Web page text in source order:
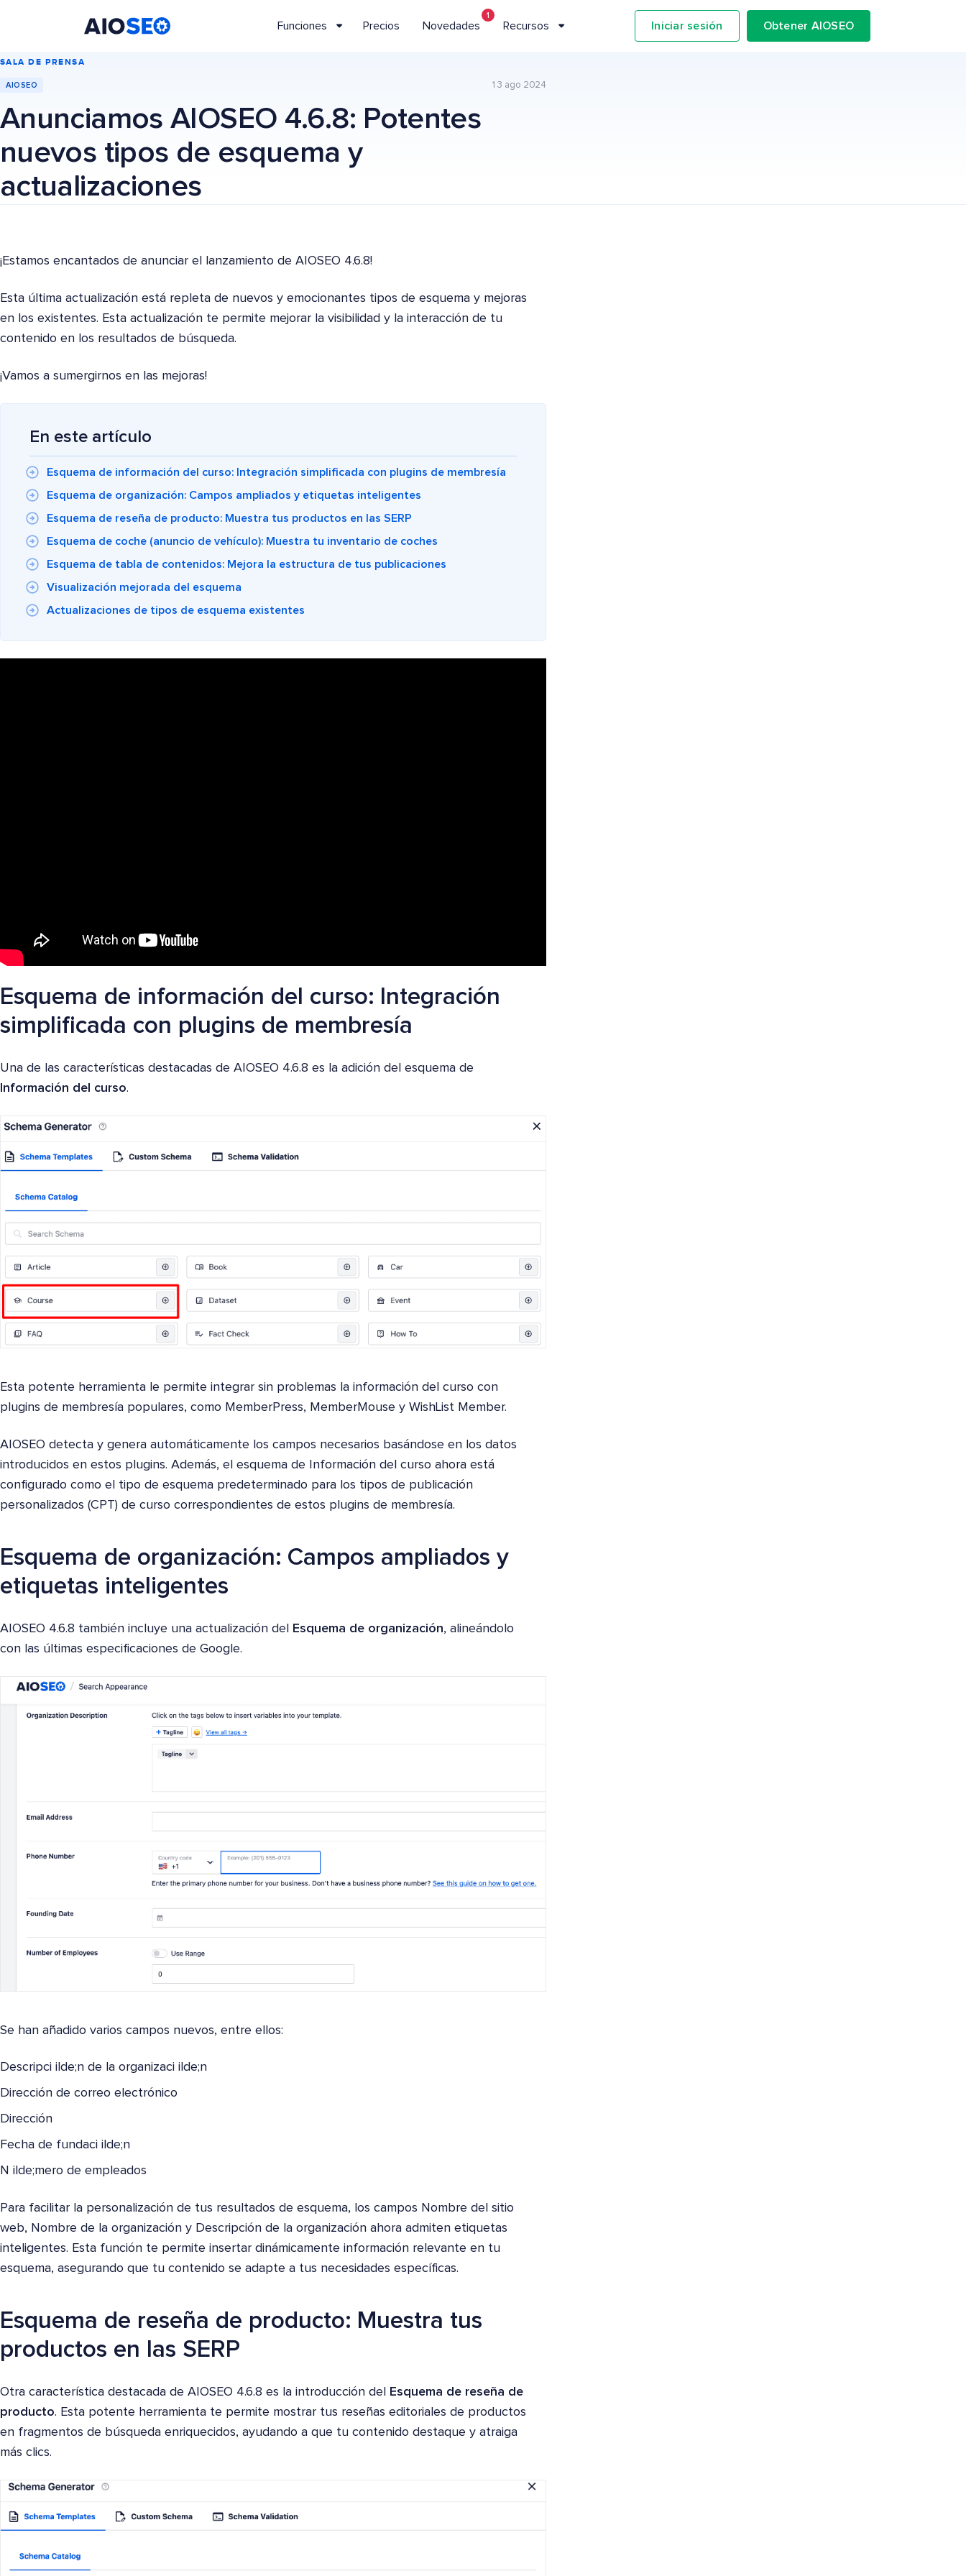
Funciones Precios Novedades
1
Recursos Iniciar sesión Obtener AIOSEO
SALA DE PRENSA
AIOSEO 13 ago 2024
Anunciamos AIOSEO 4.6.8: Potentes
nuevos tipos de esquema y
actualizaciones
¡Estamos encantados de anunciar el lanzamiento de AIOSEO 4.6.8!
Esta última actualización está repleta de nuevos y emocionantes tipos de esquema y mejoras
en los existentes. Esta actualización te permite mejorar la visibilidad y la interacción de tu
contenido en los resultados de búsqueda.
¡Vamos a sumergirnos en las mejoras!
En este artículo
Esquema de información del curso: Integración simplificada con plugins de membresía
Esquema de organización: Campos ampliados y etiquetas inteligentes
Esquema de reseña de producto: Muestra tus productos en las SERP
Esquema de coche (anuncio de vehículo): Muestra tu inventario de coches
Esquema de tabla de contenidos: Mejora la estructura de tus publicaciones
Visualización mejorada del esquema
Actualizaciones de tipos de esquema existentes
Esquema de información del curso: Integración
simplificada con plugins de membresía
Una de las características destacadas de AIOSEO 4.6.8 es la adición del esquema de
Información del curso.
Esta potente herramienta le permite integrar sin problemas la información del curso con
plugins de membresía populares, como MemberPress, MemberMouse y WishList Member.
AIOSEO detecta y genera automáticamente los campos necesarios basándose en los datos
introducidos en estos plugins. Además, el esquema de Información del curso ahora está
configurado como el tipo de esquema predeterminado para los tipos de publicación
personalizados (CPT) de curso correspondientes de estos plugins de membresía.
Esquema de organización: Campos ampliados y
etiquetas inteligentes
AIOSEO 4.6.8 también incluye una actualización del Esquema de organización, alineándolo
con las últimas especificaciones de Google.
Se han añadido varios campos nuevos, entre ellos:
Descripci ilde;n de la organizaci ilde;n
Dirección de correo electrónico
Dirección
Fecha de fundaci ilde;n
N ilde;mero de empleados
Para facilitar la personalización de tus resultados de esquema, los campos Nombre del sitio
web, Nombre de la organización y Descripción de la organización ahora admiten etiquetas
inteligentes. Esta función te permite insertar dinámicamente información relevante en tu
esquema, asegurando que tu contenido se adapte a tus necesidades específicas.
Esquema de reseña de producto: Muestra tus
productos en las SERP
Otra característica destacada de AIOSEO 4.6.8 es la introducción del
Esquema de reseña de
producto. Esta potente herramienta te permite mostrar tus reseñas editoriales de productos
en fragmentos de búsqueda enriquecidos, ayudando a que tu contenido destaque y atraiga
más clics.